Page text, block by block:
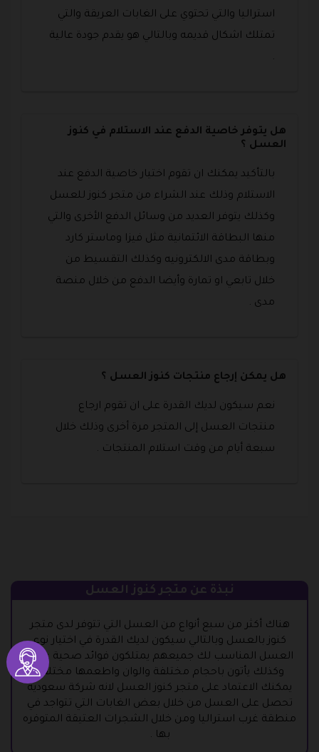
استراليا والتي تحتوي على الغابات العريقة والتي
تمتلك اشكال قديمه وبالتالي هو يقدم جودة عالية
.
هل يتوفر خاصية الدفع عند الاستلام في كنوز
العسل ؟
بالتأكيد يمكنك ان تقوم اختيار خاصية الدفع عند
الاستلام وذلك عند الشراء من متجر كنوز للعسل
وكذلك يتوفر العديد من وسائل الدفع الأخرى والتي
منها البطاقة الائتمانية مثل فيزا وماستر كارد
وبطاقة مدى الالكترونيه وكذلك التقسيط من
خلال تابعي او تمارة وأيضا الدفع من خلال منصة
مدى .
هل يمكن إرجاع منتجات كنوز العسل ؟
نعم سيكون لديك القدرة على ان تقوم ارجاع
منتجات العسل إلى المتجر مرة أخرى وذلك خلال
سبعة أيام من وقت استلام المنتجات .
نبذة عن متجر كنوز العسل
هناك أكثر من سبع أنواع من العسل التي تتوفر لدى متجر
كنوز بالعسل وبالتالي سيكون لديك القدرة في اختيار نوع
العسل المناسب لك جميعهم يمتلكون فوائد صحية عالية
وكذلك يأتون باحجام مختلفة والوان واطعمها مختلفة
يمكنك الاعتماد على متجر كنوز العسل لانه شركة سعودية
تحصل على العسل من خلال بعض الغابات التي تتواجد في
منطقة غرب استراليا ومن خلال الشجرات العتيقة المتوفره
بها .